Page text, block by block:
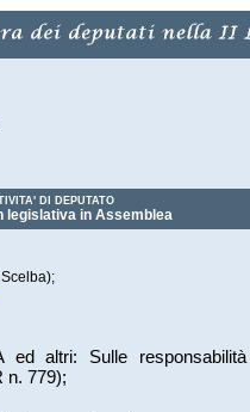
DI DEPUTATO
legislativa in Assemblea
ed altri: Sulle responsabilità
n. 779);